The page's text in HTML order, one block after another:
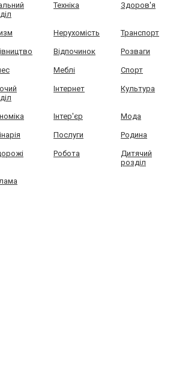
Техніка Здоров'я
Нерухомість Транспорт
Відпочинок Розваги
Меблі Спорт
Інтернет Культура
Інтер'єр Мода
Послуги Родина
Робота
Дитячий
розділ